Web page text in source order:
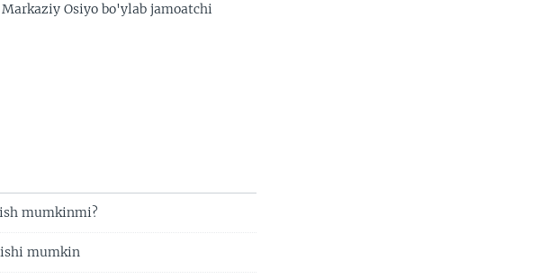
Osiyo bo'ylab jamoatchi
mumkinmi?
mumkin